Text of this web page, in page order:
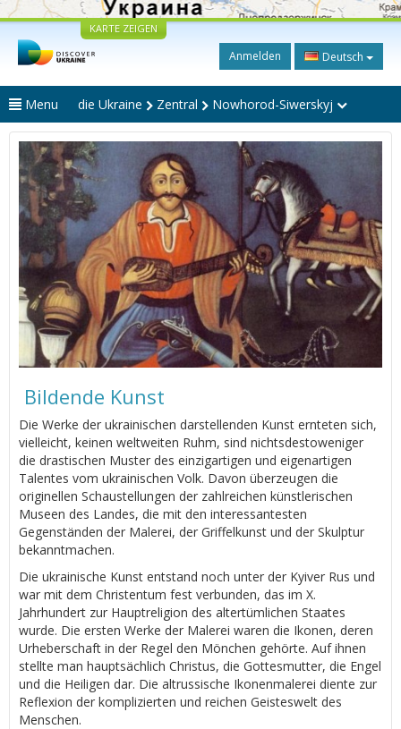
KARTE ZEIGEN
Anmelden Deutsch
Menu die Ukraine Zentral Nowhorod-Siwerskyj
Bildende Kunst
Die Werke der ukrainischen darstellenden Kunst ernteten sich,
vielleicht, keinen weltweiten Ruhm, sind nichtsdestoweniger
die drastischen Muster des einzigartigen und eigenartigen
Talentes vom ukrainischen Volk. Davon überzeugen die
originellen Schaustellungen der zahlreichen künstlerischen
Museen des Landes, die mit den interessantesten
Gegenständen der Malerei, der Griffelkunst und der Skulptur
bekanntmachen.
Die ukrainische Kunst entstand noch unter der Kyiver Rus und
war mit dem Christentum fest verbunden, das im Х.
Jahrhundert zur Hauptreligion des altertümlichen Staates
wurde. Die ersten Werke der Malerei waren die Ikonen, deren
Urheberschaft in der Regel den Mönchen gehörte. Auf ihnen
stellte man hauptsächlich Christus, die Gottesmutter, die Engel
und die Heiligen dar. Die altrussische Ikonenmalerei diente zur
Reflexion der komplizierten und reichen Geisteswelt des
Menschen.